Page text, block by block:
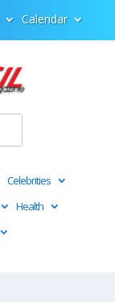
Calendar
Celebrities
Health